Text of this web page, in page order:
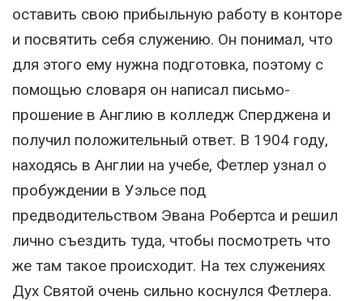
оставить свою прибыльную работу в конторе
и посвятить себя служению. Он понимал, что
для этого ему нужна подготовка, поэтому с
помощью словаря он написал письмо-
прошение в Англию в колледж Сперджена и
получил положительный ответ. В 1904 году,
находясь в Англии на учебе, Фетлер узнал о
пробуждении в Уэльсе под
предводительством Эвана Робертса и решил
лично съездить туда, чтобы посмотреть что
же там такое происходит. На тех служениях
Дух Святой очень сильно коснулся Фетлера.